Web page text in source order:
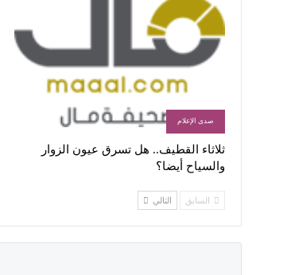
صدى الإعلام
ثلاثاء القطيف.. هل تسرق عيون الزوار
والسياح أيضا؟
السابق التالي